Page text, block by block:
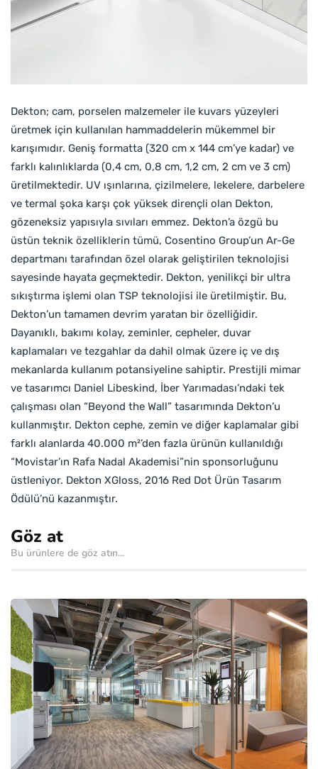
Dekton; cam, porselen malzemeler ile kuvars yüzeyleri
üretmek için kullanılan hammaddelerin mükemmel bir
karışımıdır. Geniş formatta (320 cm x 144 cm’ye kadar) ve
farklı kalınlıklarda (0,4 cm, 0,8 cm, 1,2 cm, 2 cm ve 3 cm)
üretilmektedir. UV ışınlarına, çizilmelere, lekelere, darbelere
ve termal şoka karşı çok yüksek dirençli olan Dekton,
gözeneksiz yapısıyla sıvıları emmez. Dekton’a özgü bu
üstün teknik özelliklerin tümü, Cosentino Group’un Ar-Ge
departmanı tarafından özel olarak geliştirilen teknolojisi
sayesinde hayata geçmektedir. Dekton, yenilikçi bir ultra
sıkıştırma işlemi olan TSP teknolojisi ile üretilmiştir. Bu,
Dekton’un tamamen devrim yaratan bir özelliğidir.
Dayanıklı, bakımı kolay, zeminler, cepheler, duvar
kaplamaları ve tezgahlar da dahil olmak üzere iç ve dış
mekanlarda kullanım potansiyeline sahiptir. Prestijli mimar
ve tasarımcı Daniel Libeskind, İber Yarımadası’ndaki tek
çalışması olan “Beyond the Wall” tasarımında Dekton’u
kullanmıştır. Dekton cephe, zemin ve diğer kaplamalar gibi
farklı alanlarda 40.000 m²’den fazla ürünün kullanıldığı
“Movistar’ın Rafa Nadal Akademisi”nin sponsorluğunu
üstleniyor. Dekton XGloss, 2016 Red Dot Ürün Tasarım
Ödülü’nü kazanmıştır.
Göz at
Bu ürünlere de göz atın...